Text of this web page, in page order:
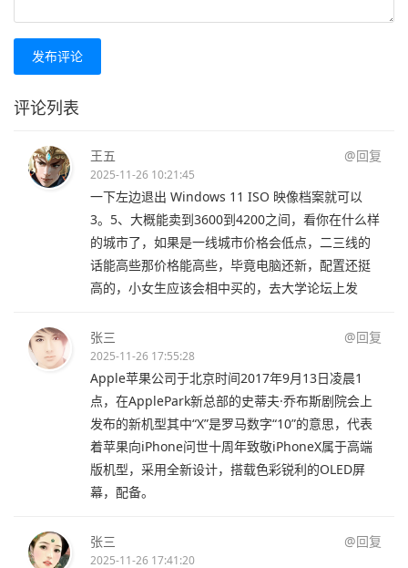
发布评论
评论列表
王五 @回复
2025-11-26 10:21:45
一下左边退出 Windows 11 ISO 映像档案就可以
3。5、大概能卖到3600到4200之间，看你在什么样
的城市了，如果是一线城市价格会低点，二三线的
话能高些那价格能高些，毕竟电脑还新，配置还挺
高的，小女生应该会相中买的，去大学论坛上发
张三 @回复
2025-11-26 17:55:28
Apple苹果公司于北京时间2017年9月13日凌晨1
点，在ApplePark新总部的史蒂夫·乔布斯剧院会上
发布的新机型其中“X”是罗马数字“10”的意思，代表
着苹果向iPhone问世十周年致敬iPhoneX属于高端
版机型，采用全新设计，搭载色彩锐利的OLED屏
幕，配备。
张三 @回复
2025-11-26 17:41:20